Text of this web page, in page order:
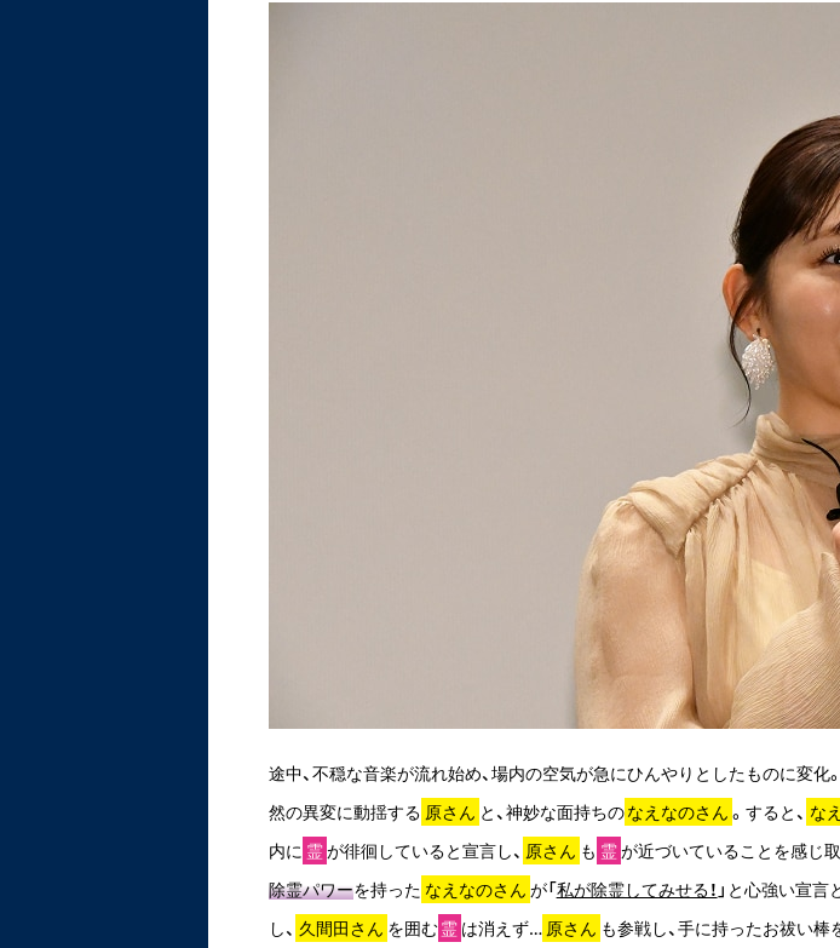
途中、不穏な音楽が流れ始め、場内の空気が急にひんやりとしたものに変化。
然の異変に動揺する 原さん と、神妙な面持ちの なえなのさん 。すると、 な
内に 霊が徘徊していると宣言し、 原さん も 霊が近づいていることを感じ
除霊パワーを持った なえなのさん が「私が除霊してみせる！ 」と心強い宣
し、 久間田さん を囲む 霊 は消えず… 原さん も参戦し、手に持ったお祓い棒